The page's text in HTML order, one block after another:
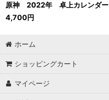
原神 2022年 卓上カレンダー
4,700円
ホーム
ショッピングカート
マイページ